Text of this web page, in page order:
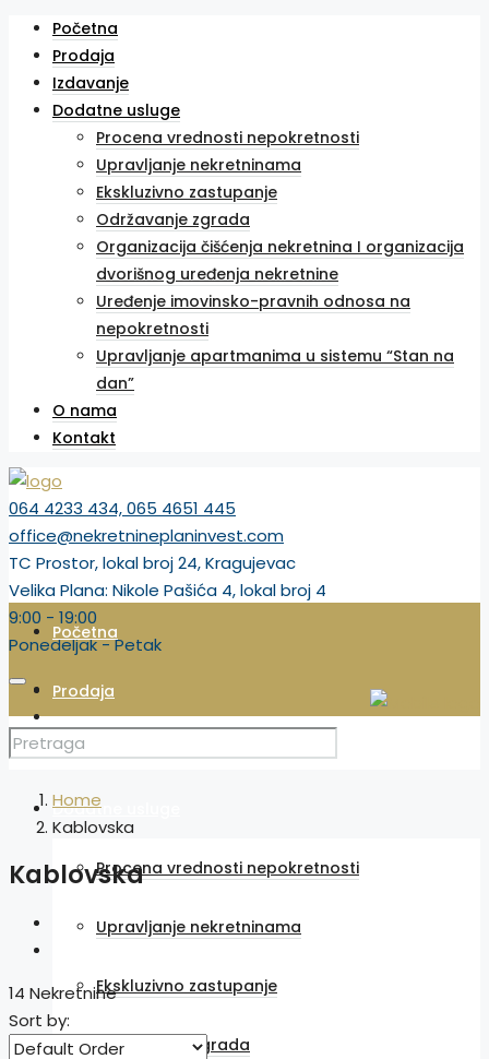
Početna
Prodaja
Izdavanje
Dodatne usluge
Procena vrednosti nepokretnosti
Upravljanje nekretninama
Ekskluzivno zastupanje
Održavanje zgrada
Organizacija čišćenja nekretnina I organizacija
dvorišnog uređenja nekretnine
Uređenje imovinsko-pravnih odnosa na
nepokretnosti
Upravljanje apartmanima u sistemu “Stan na
dan”
O nama
Kontakt
064 4233 434, 065 4651 445
office@nekretnineplaninvest.com
TC Prostor, lokal broj 24, Kragujevac
Velika Plana: Nikole Pašića 4, lokal broj 4
9:00 - 19:00
Ponedeljak - Petak
Početna
Prodaja
Izdavanje
Dodatne usluge
Procena vrednosti nepokretnosti
Upravljanje nekretninama
Ekskluzivno zastupanje
Održavanje zgrada
Home
Kablovska
Kablovska
14 Nekretnine
Sort by: